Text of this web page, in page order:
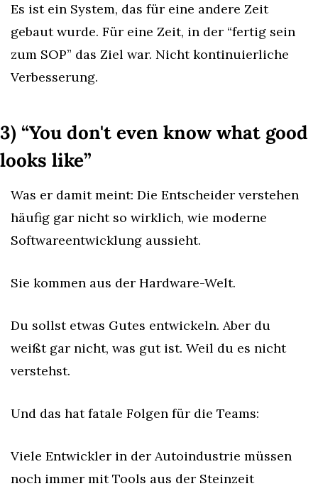
Es ist ein System, das für eine andere Zeit
gebaut wurde. Für eine Zeit, in der “fertig sein
zum SOP” das Ziel war. Nicht kontinuierliche
Verbesserung.
3) “You don't even know what good
looks like”
Was er damit meint: Die Entscheider verstehen
häufig gar nicht so wirklich, wie moderne
Softwareentwicklung aussieht.
Sie kommen aus der Hardware-Welt.
Du sollst etwas Gutes entwickeln. Aber du
weißt gar nicht, was gut ist. Weil du es nicht
verstehst.
Und das hat fatale Folgen für die Teams:
Viele Entwickler in der Autoindustrie müssen
noch immer mit Tools aus der Steinzeit